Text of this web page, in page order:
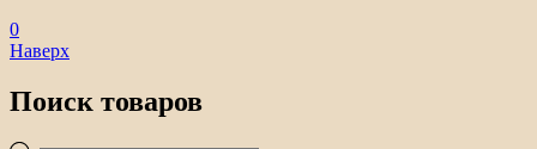
0
Наверх
Поиск товаров